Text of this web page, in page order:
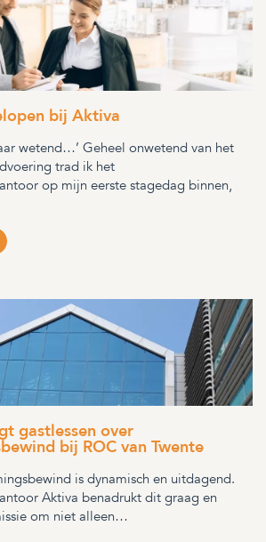
bij Aktiva
wetend…’ Geheel onwetend van het
trad ik het
op mijn eerste stagedag binnen,
gastlessen over
bij ROC van Twente
is dynamisch en uitdagend.
Aktiva benadrukt dit graag en
om niet alleen…